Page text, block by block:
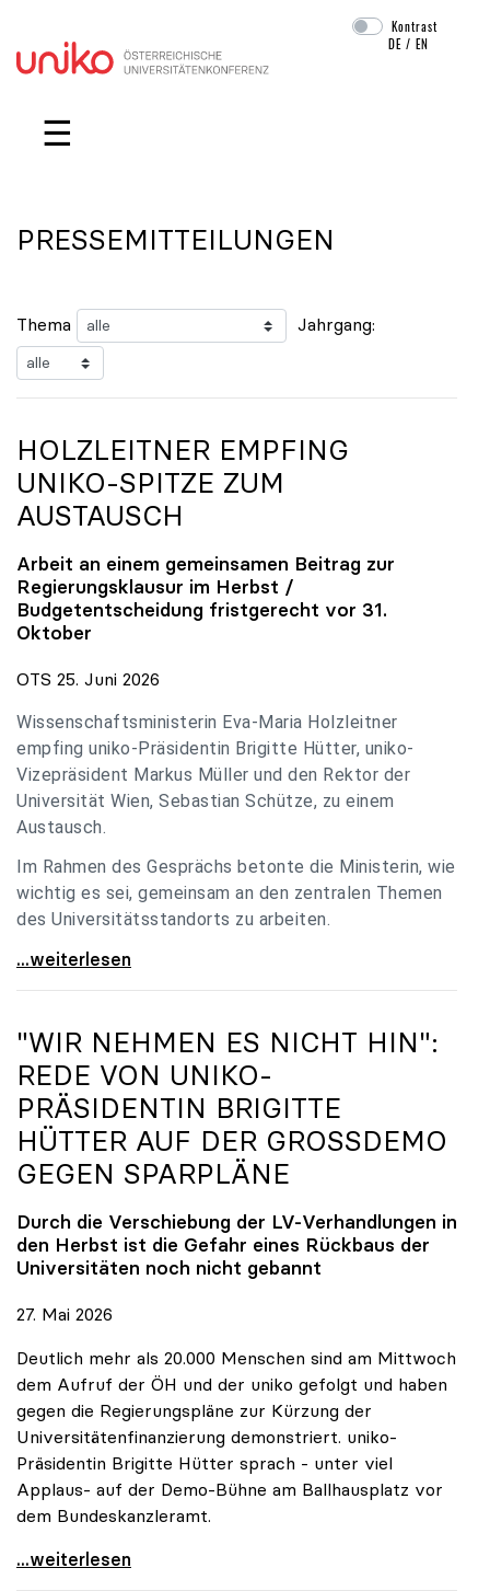
Navigation überspringen
Kontrast
DE /EN
☰
PRESSEMITTEILUNGEN
Thema Jahrgang:
HOLZLEITNER EMPFING
UNIKO-SPITZE ZUM
AUSTAUSCH
Arbeit an einem gemeinsamen Beitrag zur
Regierungsklausur im Herbst /
Budgetentscheidung fristgerecht vor 31.
Oktober
OTS 25. Juni 2026
Wissenschaftsministerin Eva-Maria Holzleitner
empfing uniko-Präsidentin Brigitte Hütter, uniko-
Vizepräsident Markus Müller und den Rektor der
Universität Wien, Sebastian Schütze, zu einem
Austausch.
Im Rahmen des Gesprächs betonte die Ministerin, wie
wichtig es sei, gemeinsam an den zentralen Themen
des Universitätsstandorts zu arbeiten.
Holzleitner empfing uniko-Spitze zum Austausch
...weiterlesen
"WIR NEHMEN ES NICHT HIN":
REDE VON UNIKO-
PRÄSIDENTIN BRIGITTE
HÜTTER AUF DER GROSSDEMO G
EGEN SPARPLÄNE
Durch die Verschiebung der LV-Verhandlungen in
den Herbst ist die Gefahr eines Rückbaus der
Universitäten noch nicht gebannt
27. Mai 2026
Deutlich mehr als 20.000 Menschen sind am Mittwoch
dem Aufruf der ÖH und der uniko gefolgt und haben
gegen die Regierungspläne zur Kürzung der
Universitätenfinanzierung demonstriert. uniko-
Präsidentin Brigitte Hütter sprach - unter viel
Applaus- auf der Demo-Bühne am Ballhausplatz vor
dem Bundeskanzleramt.
\"Wir nehmen es nicht hin\": Rede von
...weiterlesen